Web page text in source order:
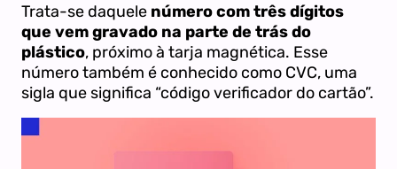
Trata-se daquele número com três dígitos
que vem gravado na parte de trás do
plástico, próximo à tarja magnética. Esse
número também é conhecido como CVC, uma
sigla que significa “código verificador do cartão”.